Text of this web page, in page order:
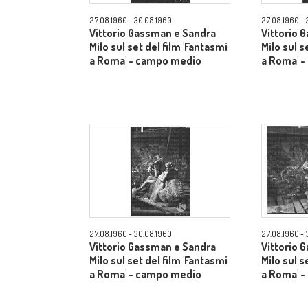
27.08.1960 - 30.08.1960
Vittorio Gassman e Sandra
Milo sul set del film 'Fantasmi
a Roma' - campo medio
27.08.1960 -
Vittorio
Milo sul
a Roma'
27.08.1960 - 30.08.1960
Vittorio Gassman e Sandra
Milo sul set del film 'Fantasmi
a Roma' - campo medio
27.08.1960 -
Vittorio
Milo sul
a Roma'